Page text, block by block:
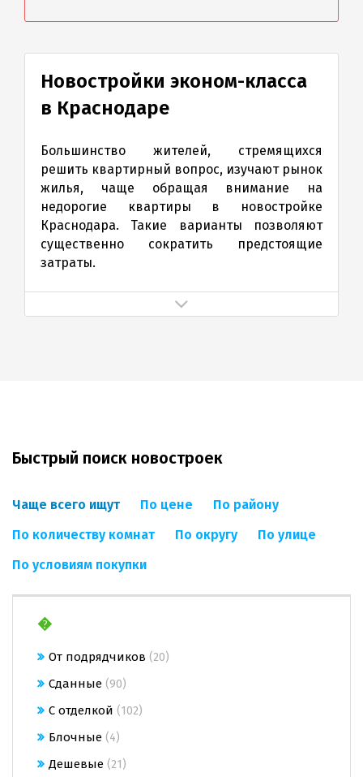
Новостройки эконом-класса
в Краснодаре
Большинство жителей, стремящихся
решить квартирный вопрос, изучают рынок
жилья, чаще обращая внимание на
недорогие квартиры в новостройке
Краснодара. Такие варианты позволяют
существенно сократить предстоящие
затраты.
Быстрый поиск новостроек
Чаще всего ищут По цене
По району
По количеству комнат
По округу
По улице
По условиям покупки
�
От подрядчиков (20)
Сданные (90)
С отделкой (102)
Блочные (4)
Дешевые (21)